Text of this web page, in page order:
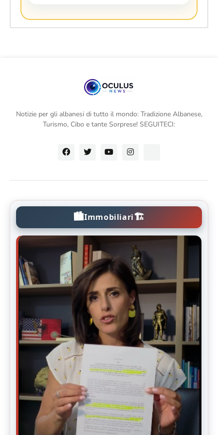
Notizie per gli albanesi di tutto il mondo: Tradizione Albanese,
Turismo, Cibo e tante Sorprese! SEGUITECI:
🏙️Immobiliari🏗️